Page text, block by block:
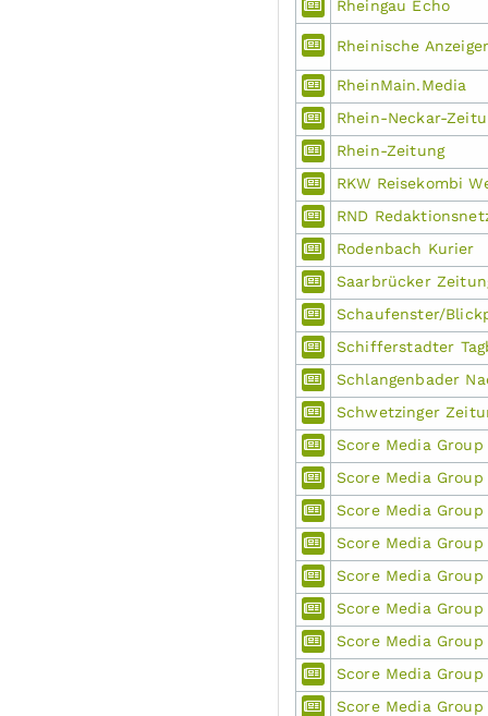
Rheingau Echo
Rheinische
RheinMain.Media
Rhein-Neckar-
Rhein-Zeitung
RKW Reisekombi
RND
Rodenbach Kurier
Saarbrücker
Schaufenster/
Schifferstadter
Schlangenbader
Schwetzinger
Score Media Group
Score Media
Score Media
Score Media
Score Media
Score Media
Score Media
Score Media
Score Media